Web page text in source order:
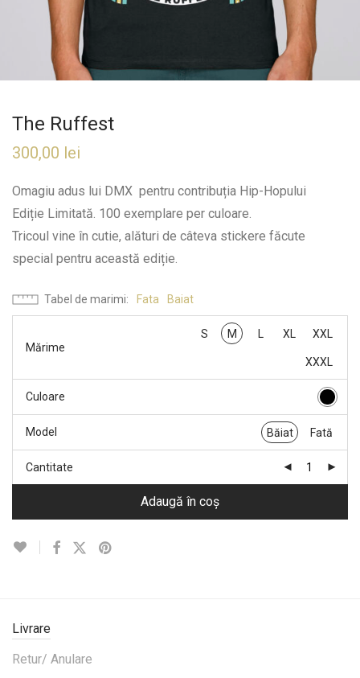
The Ruffest
300,00 lei
Omagiu adus lui DMX pentru contribuția Hip-Hopului
Ediție Limitată. 100 exemplare per culoare.
Tricoul vine în cutie, alături de câteva stickere făcute
special pentru această ediție.
Tabel de marimi Fata Baiat
Mărime
S M L XL XXL
XXXL
Culoare
Model Băiat Fată
Cantitate
Adaugă în coș
Livrare
Retur/ Anulare